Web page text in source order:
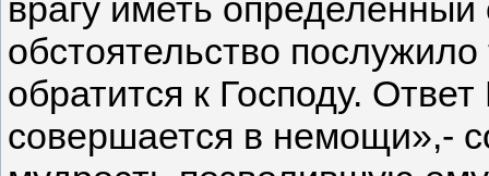
врагу иметь
обстоятельство
обратится к Господу.
совершается в немощи»,-